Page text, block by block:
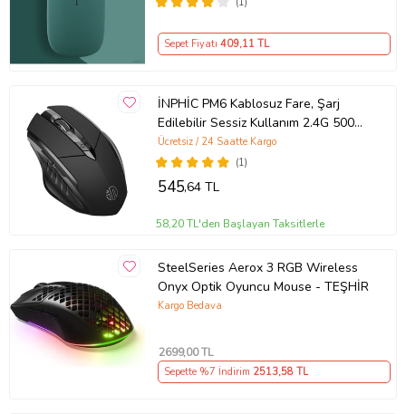
Sepet Fiyatı 409,11 TL
İNPHİC PM6 Kablosuz Fare, Şarj
Edilebilir Sessiz Kullanım 2.4G 500
mAh USB Mouse (Siyah)
(1)
Ücretsiz / 24 Saatte Kargo
545,64 TL
58,20 TL'den Başlayan Taksitlerle
SteelSeries Aerox 3 RGB Wireless
Onyx Optik Oyuncu Mouse - TEŞHİR
Kargo Bedava
2699,00 TL
Sepette %7 İndirim 2513,58 TL